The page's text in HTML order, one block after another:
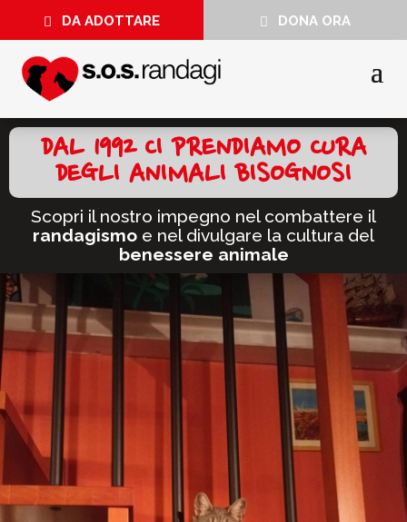
DA ADOTTARE DONA ORA
DAL 1992 CI PRENDIAMO CURA
DEGLI ANIMALI BISOGNOSI
Scopri il nostro impegno nel combattere il
randagismo e nel divulgare la cultura del
benessere animale